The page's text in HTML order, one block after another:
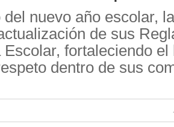
nuevo año escolar,
de sus
fortaleciendo
dentro de sus